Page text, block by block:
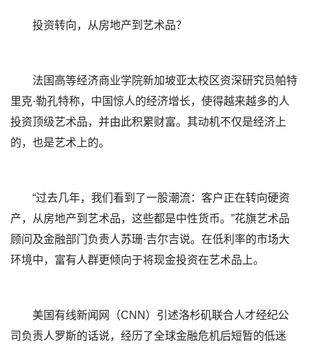
投资转向，从房地产到艺术品？
法国高等经济商业学院新加坡亚太校区资深研究员帕特
里克·勒孔特称，中国惊人的经济增长，使得越来越多的人
投资顶级艺术品，并由此积累财富。其动机不仅是经济上
的，也是艺术上的。
“过去几年，我们看到了一股潮流：客户正在转向硬资
产，从房地产到艺术品，这些都是中性货币。”花旗艺术品
顾问及金融部门负责人苏珊·吉尔吉说。在低利率的市场大
环境中，富有人群更倾向于将现金投资在艺术品上。
美国有线新闻网（CNN）引述洛杉矶联合人才经纪公
司负责人罗斯的话说，经历了全球金融危机后短暂的低迷